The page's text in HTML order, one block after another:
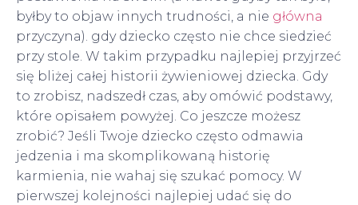
byłby to objaw innych trudności, a nie główna
przyczyna). gdy dziecko często nie chce siedzieć
przy stole. W takim przypadku najlepiej przyjrzeć
się bliżej całej historii żywieniowej dziecka. Gdy
to zrobisz, nadszedł czas, aby omówić podstawy,
które opisałem powyżej. Co jeszcze możesz
zrobić? Jeśli Twoje dziecko często odmawia
jedzenia i ma skomplikowaną historię
karmienia, nie wahaj się szukać pomocy. W
pierwszej kolejności najlepiej udać się do